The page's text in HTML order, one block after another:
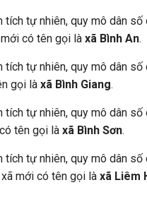
tích tự nhiên, quy mô dân
có tên gọi là xã Bình An.
tích tự nhiên, quy mô dân
gọi là xã Bình Giang.
tích tự nhiên, quy mô dân
tên gọi là xã Bình Sơn.
tích tự nhiên, quy mô dân
xã mới có tên gọi là xã Liêm